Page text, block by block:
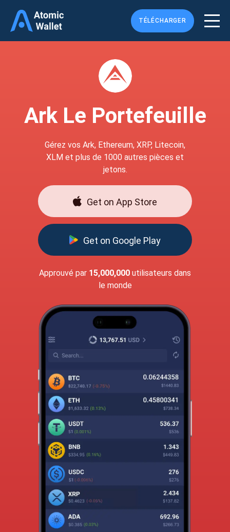
TÉLÉCHARGER
Ark Le Portefeuille
Gérez vos Ark, Ethereum, XRP, Litecoin,
XLM et plus de 1000 autres pièces et
jetons.
Get on App Store
Get on Google Play
Approuvé par 15,000,000 utilisateurs dans
le monde